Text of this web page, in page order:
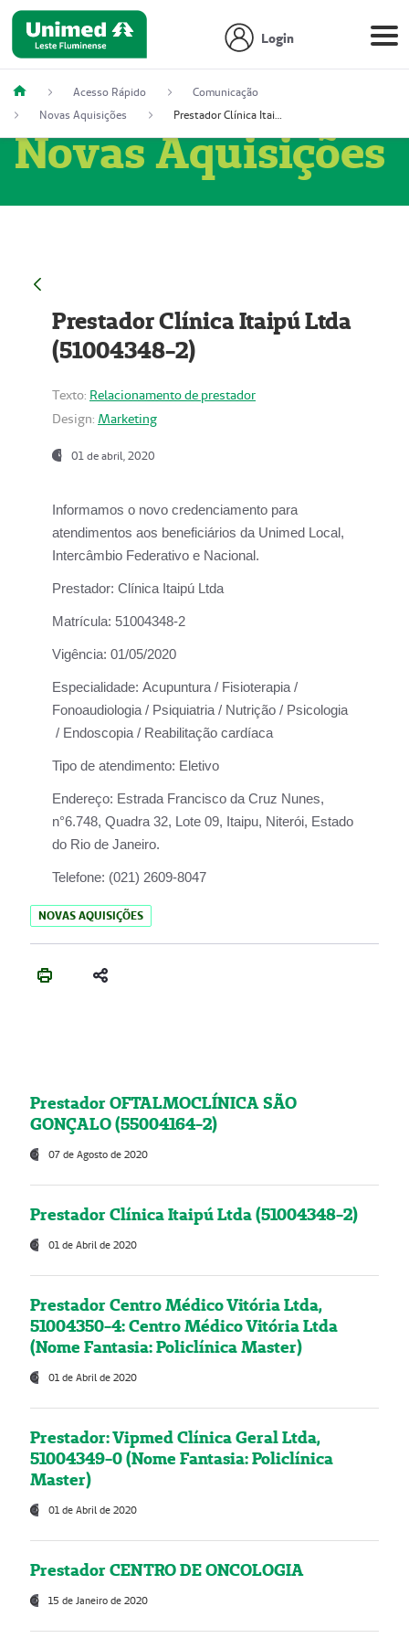
Login
Acesso Rápido
Comunicação
Novas Aquisições
Prestador Clínica Itaipú Ltda (51004348-2)
Novas Aquisições
Prestador Clínica Itaipú Ltda
(51004348-2)
Texto: Relacionamento de prestador
Design: Marketing
01 de abril, 2020
Informamos o novo credenciamento para
atendimentos aos beneficiários da Unimed Local,
Intercâmbio Federativo e Nacional.
Prestador: Clínica Itaipú Ltda
Matrícula: 51004348-2
Vigência: 01/05/2020
Especialidade: Acupuntura / Fisioterapia /
Fonoaudiologia / Psiquiatria / Nutrição / Psicologia
/ Endoscopia / Reabilitação cardíaca
Tipo de atendimento: Eletivo
Endereço: Estrada Francisco da Cruz Nunes,
n°6.748, Quadra 32, Lote 09, Itaipu, Niterói, Estado
do Rio de Janeiro.
Telefone: (021) 2609-8047
NOVAS AQUISIÇÕES
Prestador OFTALMOCLÍNICA SÃO
GONÇALO (55004164-2)
07 de Agosto de 2020
Prestador Clínica Itaipú Ltda (51004348-2)
01 de Abril de 2020
Prestador Centro Médico Vitória Ltda,
51004350-4: Centro Médico Vitória Ltda
(Nome Fantasia: Policlínica Master)
01 de Abril de 2020
Prestador: Vipmed Clínica Geral Ltda,
51004349-0 (Nome Fantasia: Policlínica
Master)
01 de Abril de 2020
Prestador CENTRO DE ONCOLOGIA
15 de Janeiro de 2020